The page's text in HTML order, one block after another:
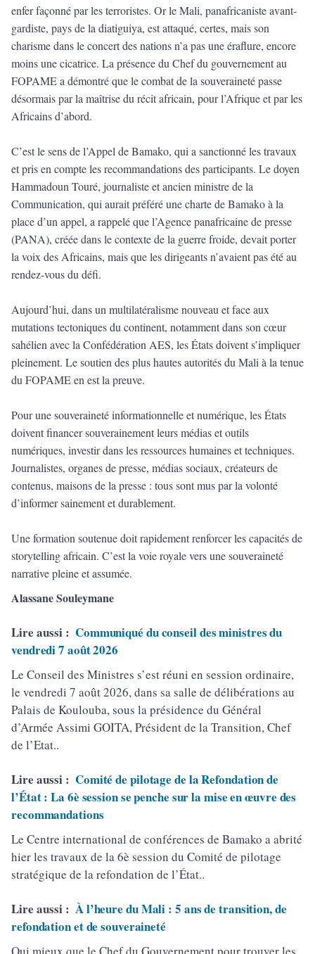
enfer façonné par les terroristes. Or le Mali, panafricaniste avant-
gardiste, pays de la diatiguiya, est attaqué, certes, mais son
charisme dans le concert des nations n’a pas une éraflure, encore
moins une cicatrice. La présence du Chef du gouvernement au
FOPAME a démontré que le combat de la souveraineté passe
désormais par la maîtrise du récit africain, pour l’Afrique et par les
Africains d’abord.
C’est le sens de l’Appel de Bamako, qui a sanctionné les travaux
et pris en compte les recommandations des participants. Le doyen
Hammadoun Touré, journaliste et ancien ministre de la
Communication, qui aurait préféré une charte de Bamako à la
place d’un appel, a rappelé que l’Agence panafricaine de presse
(PANA), créée dans le contexte de la guerre froide, devait porter
la voix des Africains, mais que les dirigeants n’avaient pas été au
rendez-vous du défi.
Aujourd’hui, dans un multilatéralisme nouveau et face aux
mutations tectoniques du continent, notamment dans son cœur
sahélien avec la Confédération AES, les États doivent s’impliquer
pleinement. Le soutien des plus hautes autorités du Mali à la tenue
du FOPAME en est la preuve.
Pour une souveraineté informationnelle et numérique, les États
doivent financer souverainement leurs médias et outils
numériques, investir dans les ressources humaines et techniques.
Journalistes, organes de presse, médias sociaux, créateurs de
contenus, maisons de la presse : tous sont mus par la volonté
d’informer sainement et durablement.
Une formation soutenue doit rapidement renforcer les capacités de
storytelling africain. C’est la voie royale vers une souveraineté
narrative pleine et assumée.
Alassane Souleymane
Lire aussi : Communiqué du conseil des ministres du
vendredi 7 août 2026
Le Conseil des Ministres s’est réuni en session ordinaire,
le vendredi 7 août 2026, dans sa salle de délibérations au
Palais de Koulouba, sous la présidence du Général
d’Armée Assimi GOITA, Président de la Transition, Chef
de l’Etat..
Lire aussi : Comité de pilotage de la Refondation de
l’État : La 6è session se penche sur la mise en œuvre des
recommandations
Le Centre international de conférences de Bamako a abrité
hier les travaux de la 6è session du Comité de pilotage
stratégique de la refondation de l’État..
Lire aussi : À l’heure du Mali : 5 ans de transition, de
refondation et de souveraineté